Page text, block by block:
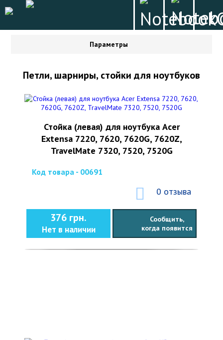
Параметры
Петли, шарниры, стойки для ноутбуков
Стойка (левая) для ноутбука Acer
Extensa 7220, 7620, 7620G, 7620Z,
TravelMate 7320, 7520, 7520G
Код товара - 00691
0 отзыва
376 грн.
Нет в наличии
Сообщить,
когда появится